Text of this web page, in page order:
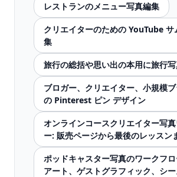
レストランのメニュー写真編集
クリエイターのための YouTube サ
集
旅行の総括や思い出の本用に旅行
ブロガー、クリエイター、小規模
の Pinterest ピン デザイン
オンラインコースクリエイター写
ー: 販売ページから最後のレッスン
ポッドキャスター写真のワークフ
アート、ゲストグラフィック、シ